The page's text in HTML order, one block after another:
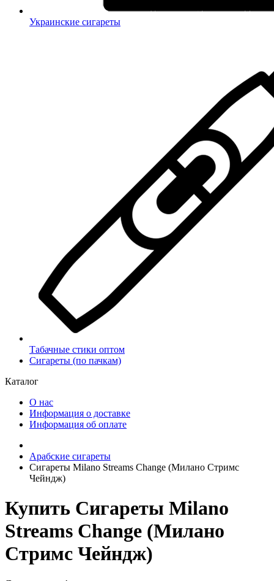
Украинские сигареты
Табачные стики оптом
Сигареты (по пачкам)
Каталог
О нас
Информация о доставке
Информация об оплате
Арабские сигареты
Сигареты Milano Streams Change (Милано Стримс
Чейндж)
Купить Сигареты Milano
Streams Change (Милано
Стримс Чейндж)